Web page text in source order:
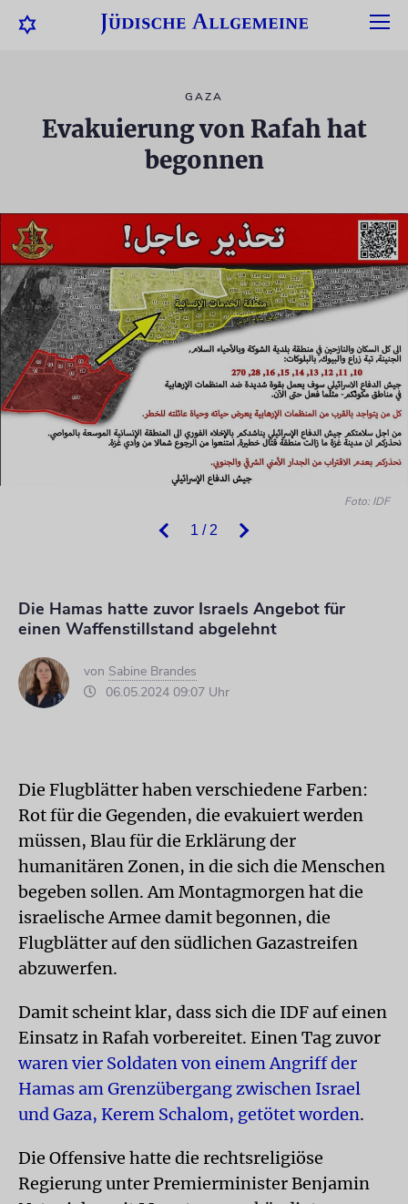
GAZA
Evakuierung von Rafah hat
begonnen
1 / 2
Foto: IDF
Die Hamas hatte zuvor Israels Angebot für
einen Waffenstillstand abgelehnt
von Sabine Brandes
06.05.2024 09:07 Uhr
Die Flugblätter haben verschiedene Farben:
Rot für die Gegenden, die evakuiert werden
müssen, Blau für die Erklärung der
humanitären Zonen, in die sich die Menschen
begeben sollen. Am Montagmorgen hat die
israelische Armee damit begonnen, die
Flugblätter auf den südlichen Gazastreifen
abzuwerfen.
Damit scheint klar, dass sich die IDF auf einen
Einsatz in Rafah vorbereitet. Einen Tag zuvor
waren vier Soldaten von einem Angriff der
Hamas am Grenzübergang zwischen Israel
und Gaza, Kerem Schalom, getötet worden.
Die Offensive hatte die rechtsreligiöse
Regierung unter Premierminister Benjamin